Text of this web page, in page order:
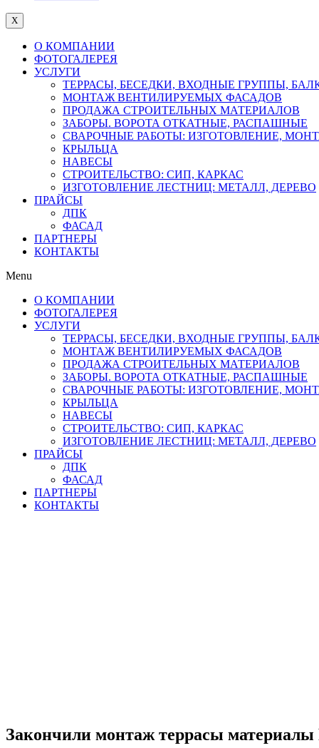
X
О КОМПАНИИ
ФОТОГАЛЕРЕЯ
УСЛУГИ
ТЕРРАСЫ, БЕСЕДКИ, ВХОДНЫЕ ГРУППЫ,
МОНТАЖ ВЕНТИЛИРУЕМЫХ ФАСАДОВ
ПРОДАЖА СТРОИТЕЛЬНЫХ МАТЕРИАЛОВ
ЗАБОРЫ. ВОРОТА ОТКАТНЫЕ, РАСПАШНЫЕ
СВАРОЧНЫЕ РАБОТЫ: ИЗГОТОВЛЕНИЕ,
КРЫЛЬЦА
НАВЕСЫ
СТРОИТЕЛЬСТВО: СИП, КАРКАС
ИЗГОТОВЛЕНИЕ ЛЕСТНИЦ: МЕТАЛЛ, ДЕРЕВО
ПРАЙСЫ
ДПК
ФАСАД
ПАРТНЕРЫ
КОНТАКТЫ
Menu
О КОМПАНИИ
ФОТОГАЛЕРЕЯ
УСЛУГИ
ТЕРРАСЫ, БЕСЕДКИ, ВХОДНЫЕ ГРУППЫ,
МОНТАЖ ВЕНТИЛИРУЕМЫХ ФАСАДОВ
ПРОДАЖА СТРОИТЕЛЬНЫХ МАТЕРИАЛОВ
ЗАБОРЫ. ВОРОТА ОТКАТНЫЕ, РАСПАШНЫЕ
СВАРОЧНЫЕ РАБОТЫ: ИЗГОТОВЛЕНИЕ,
КРЫЛЬЦА
НАВЕСЫ
СТРОИТЕЛЬСТВО: СИП, КАРКАС
ИЗГОТОВЛЕНИЕ ЛЕСТНИЦ: МЕТАЛЛ, ДЕРЕВО
ПРАЙСЫ
ДПК
ФАСАД
ПАРТНЕРЫ
КОНТАКТЫ
Закончили монтаж террасы материалы